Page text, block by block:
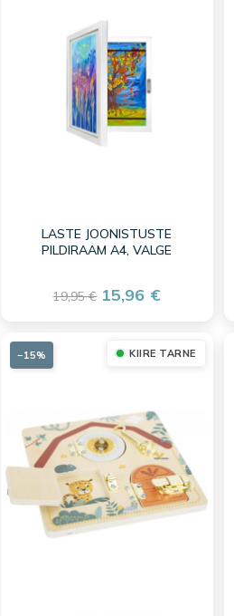
LASTE JOONISTUSTE
PILDIRAAM A4, VALGE
19,95 € 15,96 €
KIIRE TARNE
−15%